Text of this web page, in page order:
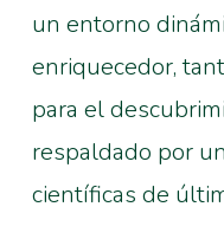
un entorno
enriquecedor,
para el
respaldado por
científicas de